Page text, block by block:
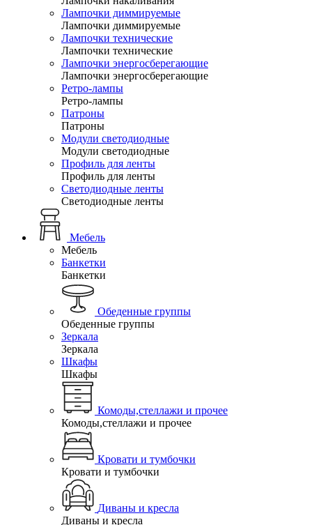
Лампочки диммируемые
Лампочки диммируемые
Лампочки технические
Лампочки технические
Лампочки энергосберегающие
Лампочки энергосберегающие
Ретро-лампы
Ретро-лампы
Патроны
Патроны
Модули светодиодные
Модули светодиодные
Профиль для ленты
Профиль для ленты
Светодиодные ленты
Светодиодные ленты
Мебель
Мебель
Банкетки
Банкетки
Обеденные группы
Обеденные группы
Зеркала
Зеркала
Шкафы
Шкафы
Комоды,стеллажи и прочее
Комоды,стеллажи и прочее
Кровати и тумбочки
Кровати и тумбочки
Диваны и кресла
Диваны и кресла